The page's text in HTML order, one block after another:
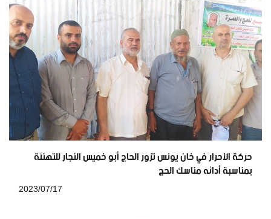
حركة الأحرار في خان يونس تزور الحاج أبو خميس النجار للتهنئة
بمناسبة أدائه مناسك الحج